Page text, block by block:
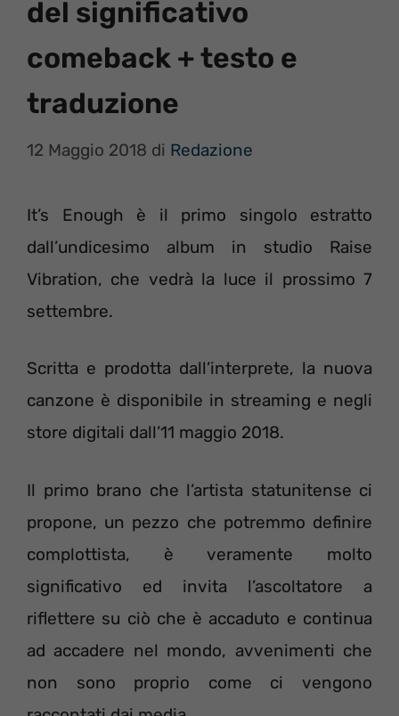
del significativo
comeback + testo e
traduzione
12 Maggio 2018 di Redazione
It’s Enough è il primo singolo estratto
dall’undicesimo album in studio Raise
Vibration, che vedrà la luce il prossimo 7
settembre.
Scritta e prodotta dall’interprete, la nuova
canzone è disponibile in streaming e negli
store digitali dall’11 maggio 2018.
Il primo brano che l’artista statunitense ci
propone, un pezzo che potremmo definire
complottista, è veramente molto
significativo ed invita l’ascoltatore a
riflettere su ciò che è accaduto e continua
ad accadere nel mondo, avvenimenti che
non sono proprio come ci vengono